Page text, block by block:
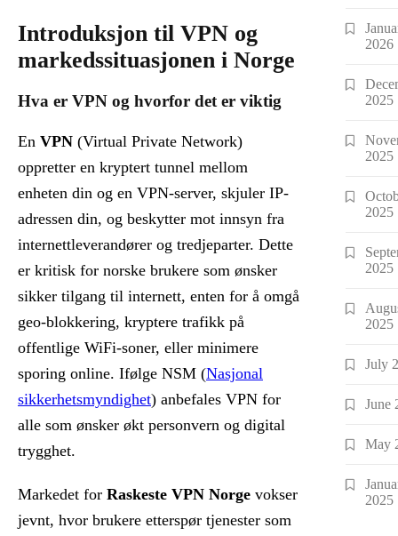
Introduksjon til VPN og
markedssituasjonen i Norge
Hva er VPN og hvorfor det er viktig
En VPN (Virtual Private Network)
oppretter en kryptert tunnel mellom
enheten din og en VPN-server, skjuler IP-
adressen din, og beskytter mot innsyn fra
internettleverandører og tredjeparter. Dette
er kritisk for norske brukere som ønsker
sikker tilgang til internett, enten for å omgå
geo-blokkering, kryptere trafikk på
offentlige WiFi-soner, eller minimere
sporing online. Ifølge NSM (Nasjonal
sikkerhetsmyndighet) anbefales VPN for
alle som ønsker økt personvern og digital
trygghet.
Markedet for Raskeste VPN Norge vokser
jevnt, hvor brukere etterspør tjenester som
2026
2025
2025
2025
2025
2025
July
June
May
2025